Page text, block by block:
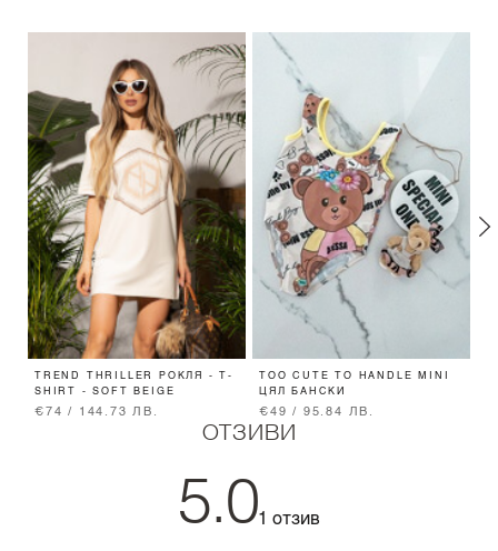
TREND THRILLER РОКЛЯ - T-
SHIRT - SOFT BEIGE
€74 / 144.73 ЛВ.
TOO CUTE TO HANDLE MINI
ЦЯЛ БАНСКИ
€49 / 95.84 ЛВ.
ОТЗИВИ
5.01 отзив